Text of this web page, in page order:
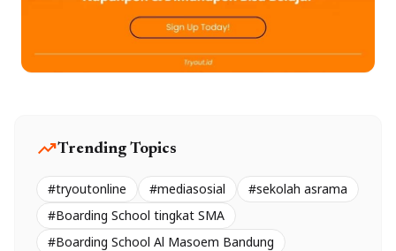
trending_upTrending Topics
#tryoutonline #mediasosial
#sekolah asrama
#Boarding School tingkat SMA
#Boarding School Al Masoem Bandung